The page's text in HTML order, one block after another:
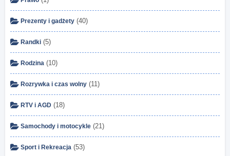
Prezenty i gadżety (40)
Randki (5)
Rodzina (10)
Rozrywka i czas wolny (11)
RTV i AGD (18)
Samochody i motocykle (21)
Sport i Rekreacja (53)